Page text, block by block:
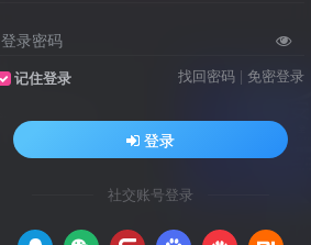
随着信息技术的快速发展，网络安全问题变得日益突出。然而，在处理网络安全问题时，我们不仅要关注技术层面上的解决方案，还必须审视其中的伦理与道德问题。这涉及到隐私保护、信息共享、网络攻...
0
登录密码
记住登录 找回密码 | 免密登录
登录
社交账号登录